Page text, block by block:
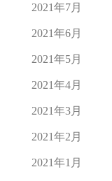
2021年7月
2021年6月
2021年5月
2021年4月
2021年3月
2021年2月
2021年1月